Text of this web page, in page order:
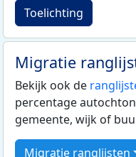
Toelichting
Migratie
Bekijk ook de
percentage
gemeente, wijk of
Migratie ranglijsten